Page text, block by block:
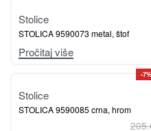
Stolice
STOLICA 9590073 metal, štof
Pročitaj više